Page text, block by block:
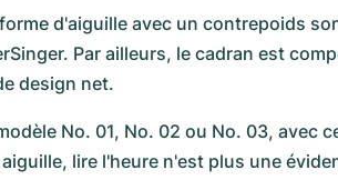
d'aiguille avec un contrepoids
Par ailleurs, le cadran est
design net.
No. 01, No. 02 ou No. 03, avec
lire l'heure n'est plus une